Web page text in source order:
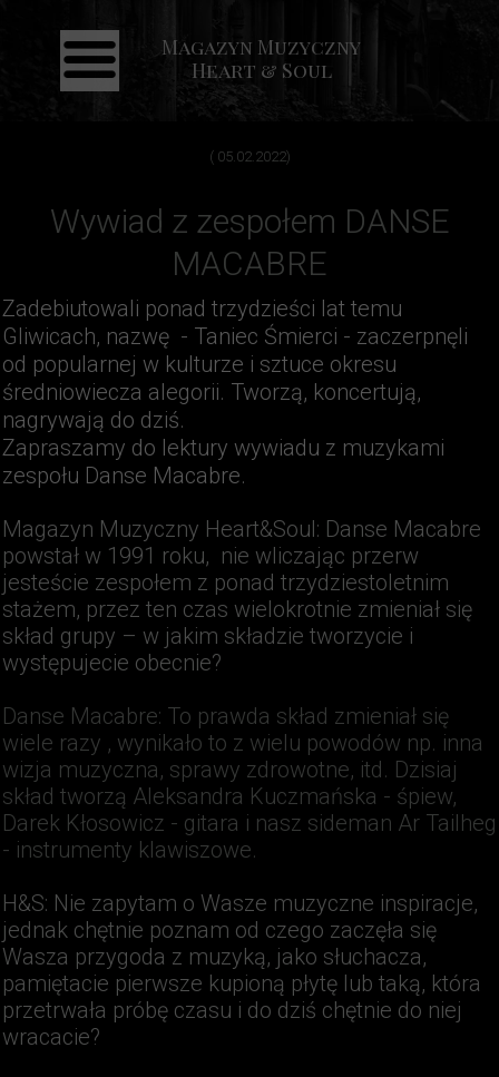
Strona główna
Aktualności
Galeria
Magazyn Muzyczny
Heart & Soul
( 05.02.2022)
Wywiad z zespołem DANSE
MACABRE
Zadebiutowali ponad trzydzieści lat temu
Gliwicach, nazwę - Taniec Śmierci - zaczerpnęli
od popularnej w kulturze i sztuce okresu
średniowiecza alegorii. Tworzą, koncertują,
nagrywają do dziś.
Zapraszamy do lektury wywiadu z muzykami
zespołu Danse Macabre.
Magazyn Muzyczny Heart&Soul: Danse Macabre
powstał w 1991 roku, nie wliczając przerw
jesteście zespołem z ponad trzydziestoletnim
stażem, przez ten czas wielokrotnie zmieniał się
skład grupy – w jakim składzie tworzycie i
występujecie obecnie?
Danse Macabre: To prawda skład zmieniał się
wiele razy , wynikało to z wielu powodów np. inna
wizja muzyczna, sprawy zdrowotne, itd. Dzisiaj
skład tworzą Aleksandra Kuczmańska - śpiew,
Darek Kłosowicz - gitara i nasz sideman Ar Tailheg
- instrumenty klawiszowe.
H&S: Nie zapytam o Wasze muzyczne inspiracje,
jednak chętnie poznam od czego zaczęła się
Wasza przygoda z muzyką, jako słuchacza,
pamiętacie pierwsze kupioną płytę lub taką, która
przetrwała próbę czasu i do dziś chętnie do niej
wracacie?